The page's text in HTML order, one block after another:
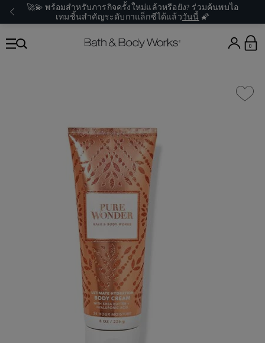
🚀💫 พร้อมสำหรับภารกิจครั้งใหม่แล้วหรือยัง? ร่วมค้นพบไอ
เทมชิ้นสำคัญระดับกาแล็กซีได้แล้ววันนี้ 🌠
0